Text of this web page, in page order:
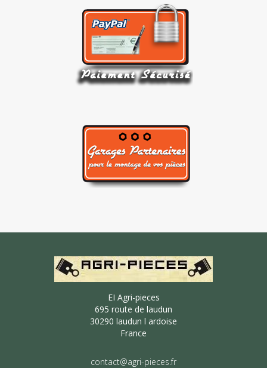
EI Agri-pieces
695 route de laudun
30290 laudun l ardoise
France
contact@agri-pieces.fr